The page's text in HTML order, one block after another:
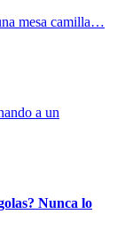
mesa camilla…
Nunca lo